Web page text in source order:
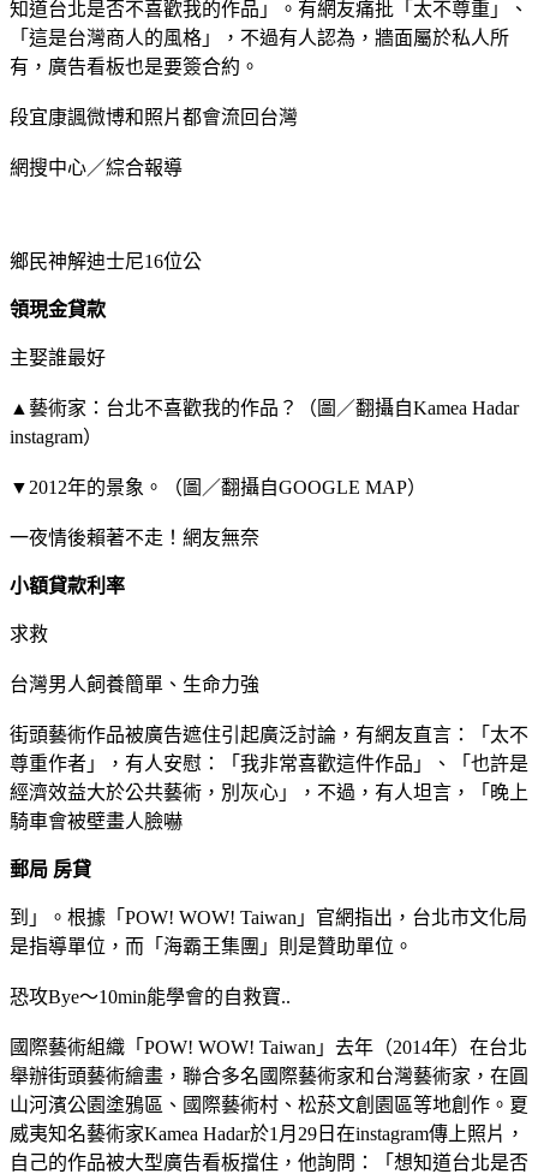
知道台北是否不喜歡我的作品」。有網友痛批「太不尊重」、
「這是台灣商人的風格」，不過有人認為，牆面屬於私人所
有，廣告看板也是要簽合約。
段宜康諷微博和照片都會流回台灣
網搜中心／綜合報導
鄉民神解迪士尼16位公
領現金貸款
主娶誰最好
▲藝術家：台北不喜歡我的作品？（圖／翻攝自Kamea Hadar
instagram）
▼2012年的景象。（圖／翻攝自GOOGLE MAP）
一夜情後賴著不走！網友無奈
小額貸款利率
求救
台灣男人飼養簡單、生命力強
街頭藝術作品被廣告遮住引起廣泛討論，有網友直言：「太不
尊重作者」，有人安慰：「我非常喜歡這件作品」、「也許是
經濟效益大於公共藝術，別灰心」，不過，有人坦言，「晚上
騎車會被壁畫人臉嚇
郵局 房貸
到」。根據「POW! WOW! Taiwan」官網指出，台北市文化局
是指導單位，而「海霸王集團」則是贊助單位。
恐攻Bye～10min能學會的自救寶..
國際藝術組織「POW! WOW! Taiwan」去年（2014年）在台北
舉辦街頭藝術繪畫，聯合多名國際藝術家和台灣藝術家，在圓
山河濱公園塗鴉區、國際藝術村、松菸文創園區等地創作。夏
威夷知名藝術家Kamea Hadar於1月29日在instagram傳上照片，
自己的作品被大型廣告看板擋住，他詢問：「想知道台北是否